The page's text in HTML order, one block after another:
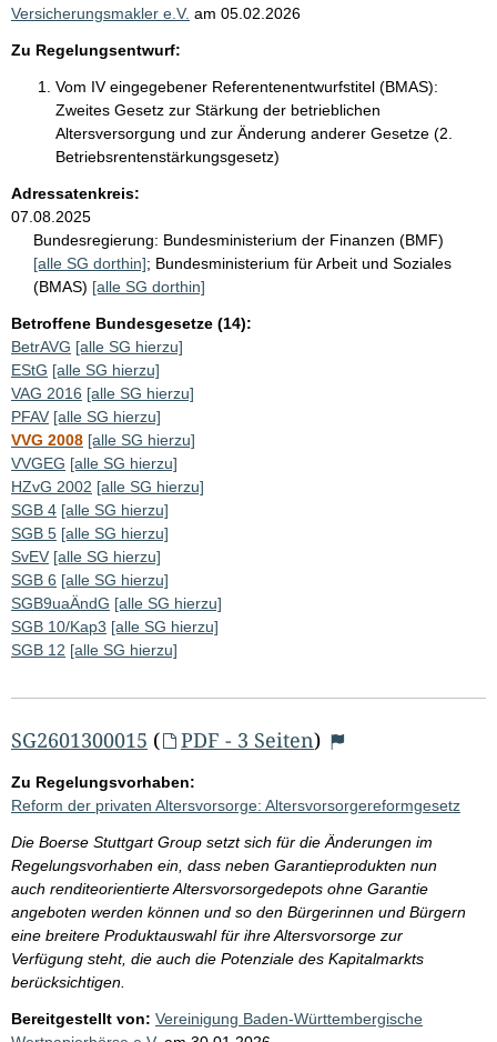
Versicherungsmakler e.V. am 05.02.2026
Zu Regelungsentwurf:
Vom IV eingegebener Referentenentwurfstitel (BMAS):
Zweites Gesetz zur Stärkung der betrieblichen
Altersversorgung und zur Änderung anderer Gesetze (2.
Betriebsrentenstärkungsgesetz)
Adressatenkreis:
07.08.2025
Bundesregierung: Bundesministerium der Finanzen (BMF)
[alle SG dorthin]; Bundesministerium für Arbeit und Soziales
(BMAS) [alle SG dorthin]
Betroffene Bundesgesetze (14):
BetrAVG [alle SG hierzu]
EStG [alle SG hierzu]
VAG 2016 [alle SG hierzu]
PFAV [alle SG hierzu]
VVG 2008 [alle SG hierzu]
VVGEG [alle SG hierzu]
HZvG 2002 [alle SG hierzu]
SGB 4 [alle SG hierzu]
SGB 5 [alle SG hierzu]
SvEV [alle SG hierzu]
SGB 6 [alle SG hierzu]
SGB9uaÄndG [alle SG hierzu]
SGB 10/Kap3 [alle SG hierzu]
SGB 12 [alle SG hierzu]
SG2601300015 ( PDF - 3 Seiten)
Zu Regelungsvorhaben:
Reform der privaten Altersvorsorge: Altersvorsorgereformgesetz
Die Boerse Stuttgart Group setzt sich für die Änderungen im
Regelungsvorhaben ein, dass neben Garantieprodukten nun
auch renditeorientierte Altersvorsorgedepots ohne Garantie
angeboten werden können und so den Bürgerinnen und Bürgern
eine breitere Produktauswahl für ihre Altersvorsorge zur
Verfügung steht, die auch die Potenziale des Kapitalmarkts
berücksichtigen.
Bereitgestellt von: Vereinigung Baden-Württembergische